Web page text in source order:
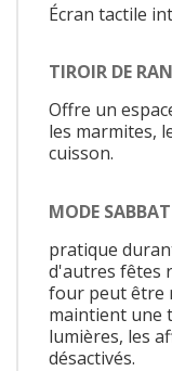
Écran tactile
TIROIR DE
Offre un
les marmites,
cuisson.
MODE SABBAT
pratique
d'autres fêtes
four peut être
maintient une
lumières, les
désactivés.